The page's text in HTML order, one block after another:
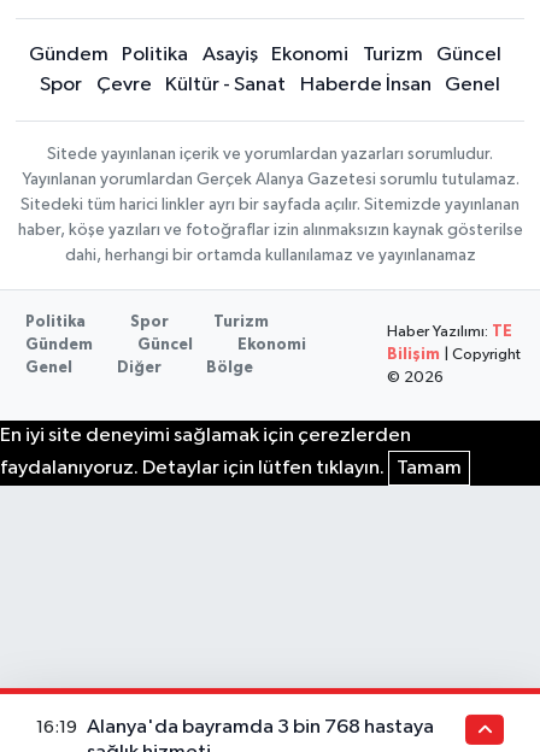
Gündem Politika Asayiş Ekonomi Turizm
Güncel
Spor
Çevre Kültür - Sanat Haberde İnsan Genel
Sitede yayınlanan içerik ve yorumlardan yazarları sorumludur.
Yayınlanan yorumlardan Gerçek Alanya Gazetesi sorumlu tutulamaz.
Sitedeki tüm harici linkler ayrı bir sayfada açılır. Sitemizde yayınlanan
haber, köşe yazıları ve fotoğraflar izin alınmaksızın kaynak gösterilse
dahi, herhangi bir ortamda kullanılamaz ve yayınlanamaz
Politika Spor
Turizm
Gündem
Güncel
Ekonomi
Genel
Diğer Bölge
Haber Yazılımı:
TE
Bilişim | Copyright
© 2026
En iyi site deneyimi sağlamak için çerezlerden
faydalanıyoruz. Detaylar için lütfen tıklayın.
Tamam
16:19
Alanya'da bayramda 3 bin 768 hastaya